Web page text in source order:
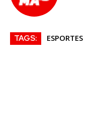
TAGS: ESPORTES